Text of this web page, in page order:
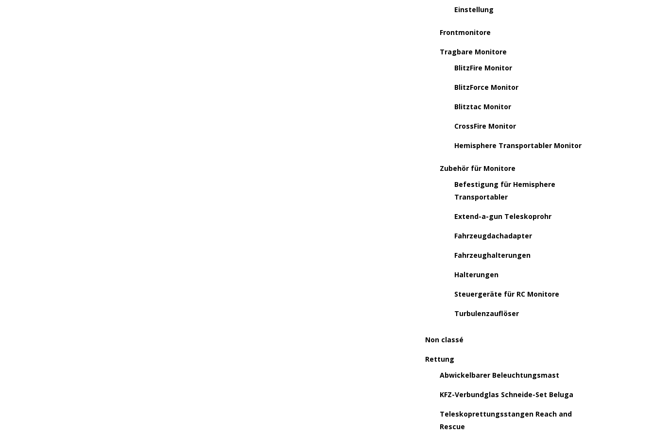
Einstellung
Frontmonitore
Tragbare Monitore
BlitzFire Monitor
BlitzForce Monitor
Blitztac Monitor
CrossFire Monitor
Hemisphere Transportabler Monitor
Zubehör für Monitore
Befestigung für Hemisphere
Transportabler
Extend-a-gun Teleskoprohr
Fahrzeugdachadapter
Fahrzeughalterungen
Halterungen
Steuergeräte für RC Monitore
Turbulenzauflöser
Non classé
Rettung
Abwickelbarer Beleuchtungsmast
KFZ-Verbundglas Schneide-Set Beluga
Teleskoprettungsstangen Reach and
Rescue